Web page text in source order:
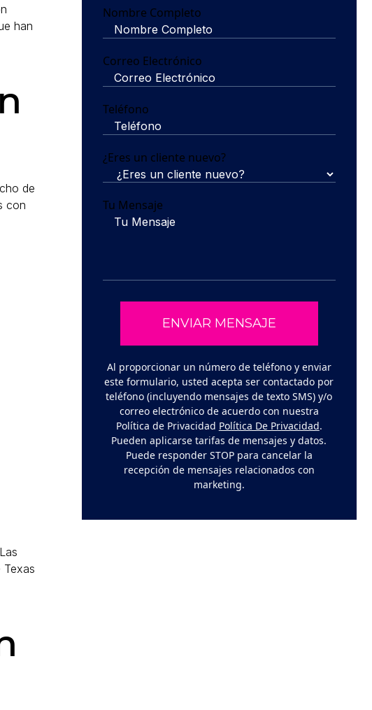
han
de
con
Texas
Nombre Completo
Correo Electrónico
Teléfono
¿Eres un cliente nuevo?
Tu Mensaje
Al proporcionar un número de teléfono y enviar
este formulario, usted acepta ser contactado por
teléfono (incluyendo mensajes de texto SMS) y/o
correo electrónico de acuerdo con nuestra
Política de Privacidad Política De Privacidad.
Pueden aplicarse tarifas de mensajes y datos.
Puede responder STOP para cancelar la
recepción de mensajes relacionados con
marketing.